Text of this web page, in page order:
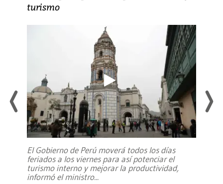
turismo
El Gobierno de Perú moverá todos los días
feriados a los viernes para así potenciar el
turismo interno y mejorar la productividad,
informó el ministro...